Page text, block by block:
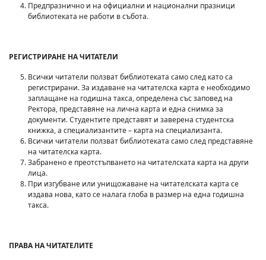
Предпразнично и на официални и национални празници
библиотеката не работи в събота.
РЕГИСТРИРАНЕ НА ЧИТАТЕЛИ
Всички читатели ползват библиотеката само след като са
регистрирани. За издаване на читателска карта е необходимо
заплащане на годишна такса, определена със заповед на
Ректора, представяне на лична карта и една снимка за
документи. Студентите представят и заверена студентска
книжка, а специализантите – карта на специализанта.
Всички читатели ползват библиотеката само след представяне
на читателска карта.
Забранено е преотстъпването на читателската карта на други
лица.
При изгубване или унищожаване на читателската карта се
издава нова, като се налага глоба в размер на една годишна
такса.
ПРАВА НА ЧИТАТЕЛИТЕ